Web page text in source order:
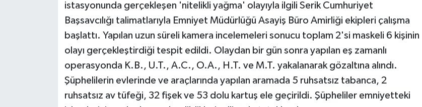
istasyonunda gerçekleşen 'nitelikli yağma' olayıyla ilgili Serik Cumhuriyet
Başsavcılığı talimatlarıyla Emniyet Müdürlüğü Asayiş Büro Amirliği ekipleri çalışma
başlattı. Yapılan uzun süreli kamera incelemeleri sonucu toplam 2'si maskeli 6 kişinin
olayı gerçekleştirdiği tespit edildi. Olaydan bir gün sonra yapılan eş zamanlı
operasyonda K.B., U.T., A.C., O.A., H.T. ve M.T. yakalanarak gözaltına alındı.
Şüphelilerin evlerinde ve araçlarında yapılan aramada 5 ruhsatsız tabanca, 2
ruhsatsız av tüfeği, 32 fişek ve 53 dolu kartuş ele geçirildi. Şüpheliler emniyetteki
MAGAZİN